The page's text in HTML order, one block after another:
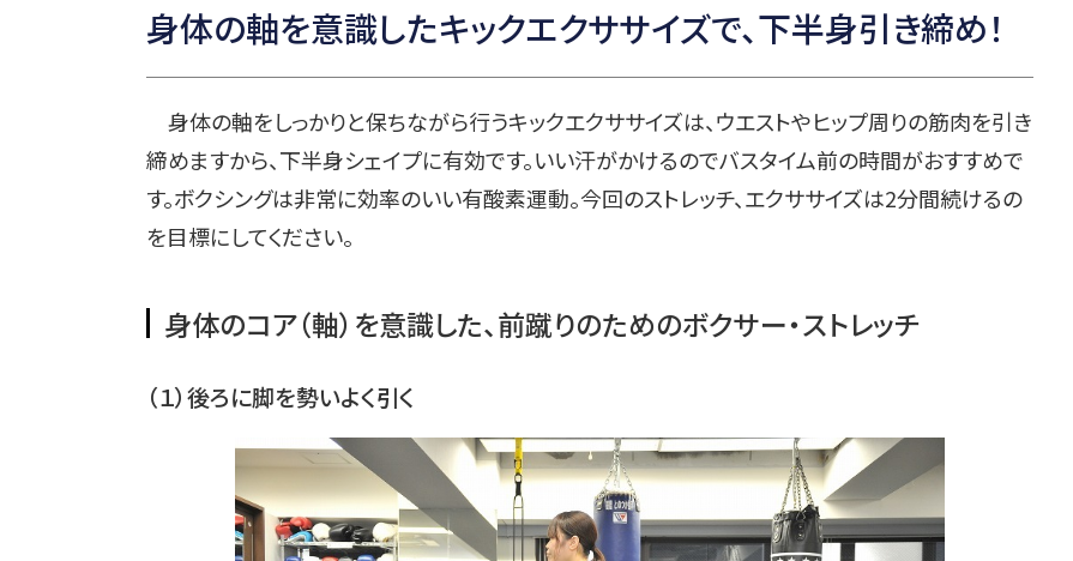
身体の軸を意識したキックエクササイズで、下半身引き締め！
身体の軸をしっかりと保ちながら行うキックエクササイズは、ウエストやヒップ周りの筋肉を引き
締めますから、下半身シェイプに有効です。いい汗がかけるのでバスタイム前の時間がおすすめで
す。ボクシングは非常に効率のいい有酸素運動。今回のストレッチ、エクササイズは2分間続けるの
を目標にしてください。
身体のコア（軸）を意識した、前蹴りのためのボクサー・ストレッチ
（１）後ろに脚を勢いよく引く